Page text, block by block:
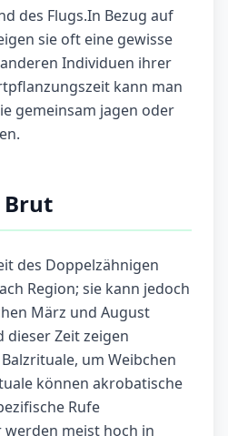
des Flugs.In Bezug auf
sie oft eine gewisse
Individuen ihrer
kann man
gemeinsam jagen oder
Brut
des Doppelzähnigen
Region; sie kann jedoch
März und August
Zeit zeigen
um Weibchen
können akrobatische
Rufe
werden meist hoch in